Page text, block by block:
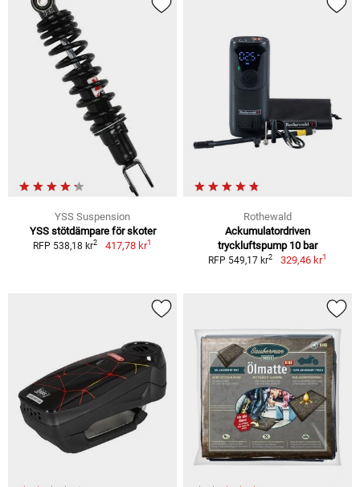
YSS Suspension
YSS stötdämpare för skoter
RFP 538,18 kr2 417,78 kr1
Rothewald
Ackumulatordriven
tryckluftspump 10 bar
RFP 549,17 kr2 329,46 kr1